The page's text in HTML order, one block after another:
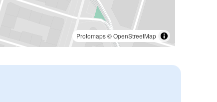
Protomaps©OpenStreetMap